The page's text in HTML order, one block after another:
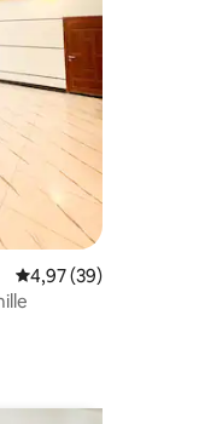
: 4,94 sur 5
Évaluation moyenne
4,97 (39)